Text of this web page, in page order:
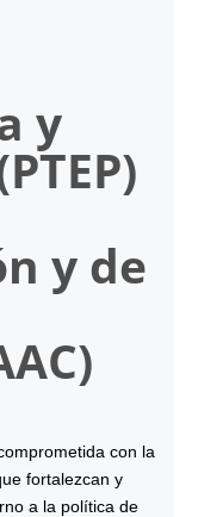
y
y de
)
con la
fortalezcan y
a la política de